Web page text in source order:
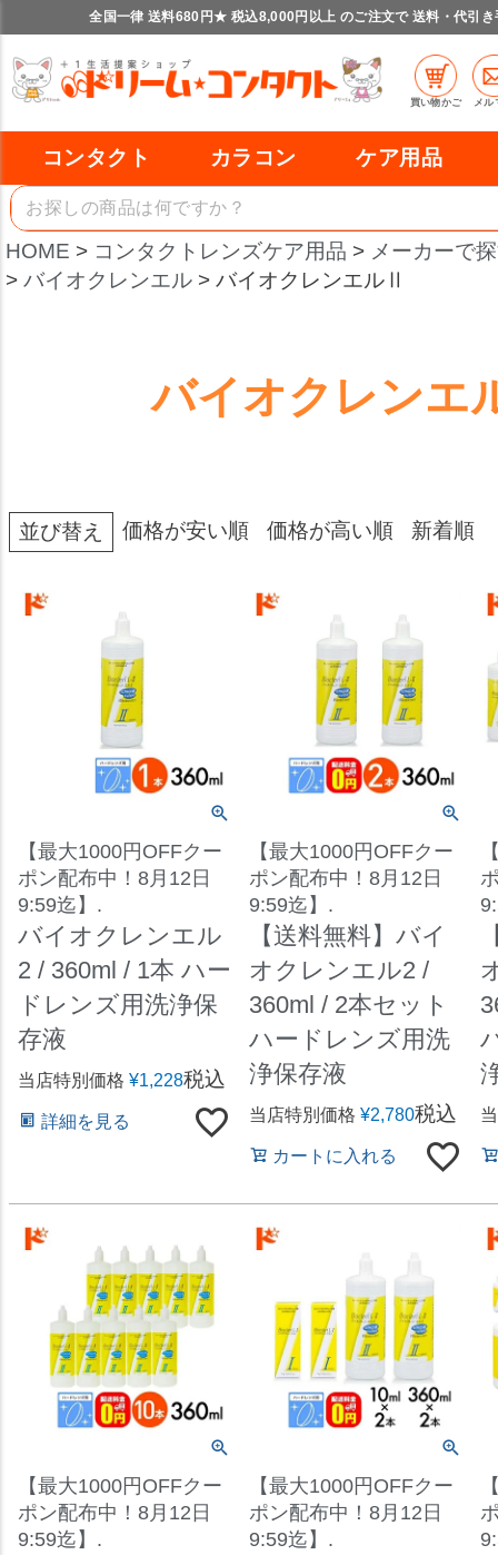
全国一律 送料680円★ 税込8,000円以上 のご注文で 送料・代引き
買い物かご メル
コンタクト カラコン ケア用品
HOME コンタクトレンズケア用品
メーカーで
バイオクレンエル
バイオクレンエルⅡ
バイオクレンエ
並び替え 価格が安い順 価格が高い順 新着順
【最大1000円OFFクー
ポン配布中！8月12日
9:59迄】.
バイオクレンエル
2 / 360ml / 1本 ハー
ドレンズ用洗浄保
存液
当店特別価格 ¥1,228税込
詳細を見る
【最大1000円OFFクー
ポン配布中！8月12日
9:59迄】.
【送料無料】バイ
オクレンエル2 /
360ml / 2本セット
ハードレンズ用洗
浄保存液
当店特別価格 ¥2,780税込
カートに入れる
【最大1000円OFFクー
ポン配布中！8月12日
9:59迄】.
【最大1000円OFFクー
ポン配布中！8月12日
9:59迄】.